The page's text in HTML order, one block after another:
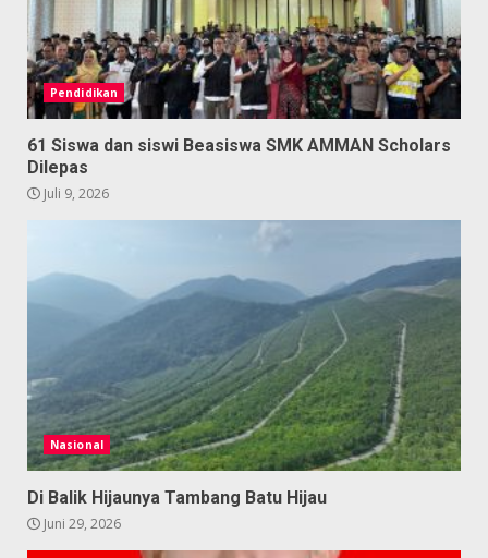
Pendidikan
61 Siswa dan siswi Beasiswa SMK AMMAN Scholars
Dilepas
Juli 9, 2026
Nasional
Di Balik Hijaunya Tambang Batu Hijau
Juni 29, 2026